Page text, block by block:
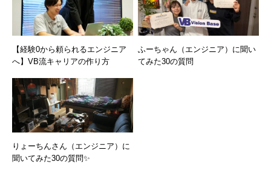
【経験0から頼られるエンジニア
へ】VB流キャリアの作り方
ふーちゃん（エンジニア）に聞い
てみた30の質問
りょーちんさん（エンジニア）に
聞いてみた30の質問✨